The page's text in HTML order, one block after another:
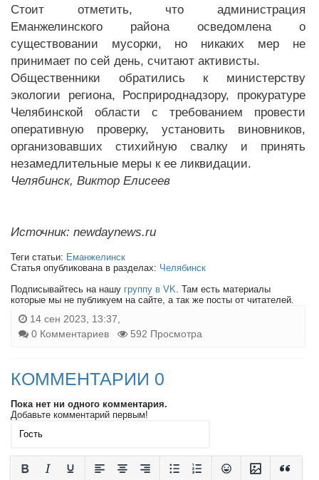
Стоит отметить, что администрация
Еманжелинского района осведомлена о
существовании мусорки, но никаких мер не
принимает по сей день, считают активисты.
Общественники обратились к министерству
экологии региона, Росприроднадзору, прокуратуре
Челябинской области с требованием провести
оперативную проверку, установить виновников,
организовавших стихийную свалку и принять
незамедлительные меры к ее ликвидации.
Челябинск, Виктор Елисеев
Источник: newdaynews.ru
Теги статьи: Еманжелинск
Статья опубликована в разделах: Челябинск
Подписывайтесь на нашу группу в VK . Там есть материалы
которые мы не публикуем на сайте, а так же посты от читателей.
14 сен 2023, 13:37,
0 Комментариев
592 Просмотра
КОММЕНТАРИИ 0
Пока нет ни одного комментария.
Добавьте комментарий первым!